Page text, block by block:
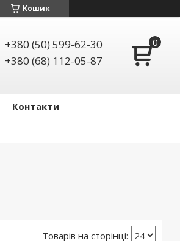
Кошик
+380 (50) 599-62-30
+380 (68) 112-05-87
Контакти